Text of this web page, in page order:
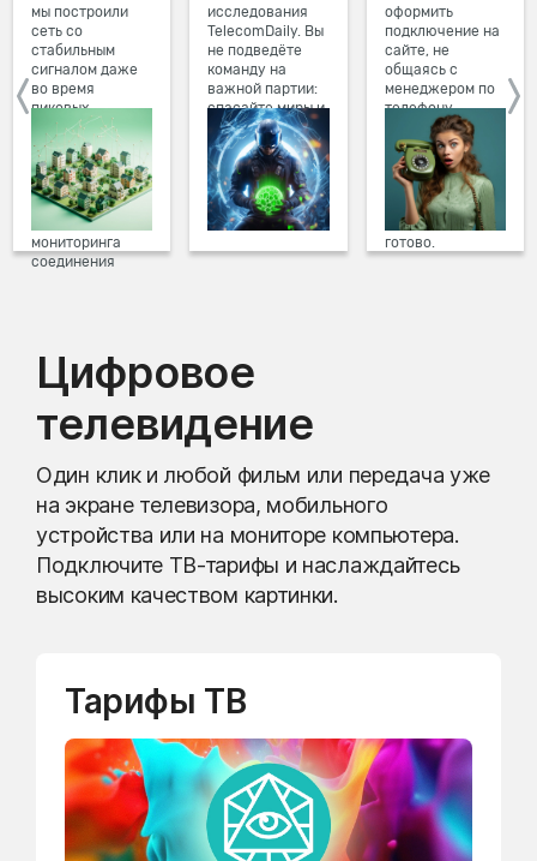
мы построили
сеть со
стабильным
сигналом даже
во время
пиковых
нагрузок в
вечернее время.
Мы постоянно
обновляем наше
оборудование в
домах, а система
мониторинга
соединения
исследования
TelecomDaily. Вы
не подведёте
команду на
важной партии:
спасайте миры и
побеждайте с
друзьями в
онлайн-играх.
оформить
подключение на
сайте, не
общаясь с
менеджером по
телефону.
Просто в три
клика заполните
форму заявки на
сайте, выберите
дату и время
подключения,
готово.
Цифровое
телевидение
Один клик и любой фильм или передача уже
на экране телевизора, мобильного
устройства или на мониторе компьютера.
Подключите ТВ-тарифы и наслаждайтесь
высоким качеством картинки.
Тарифы ТВ